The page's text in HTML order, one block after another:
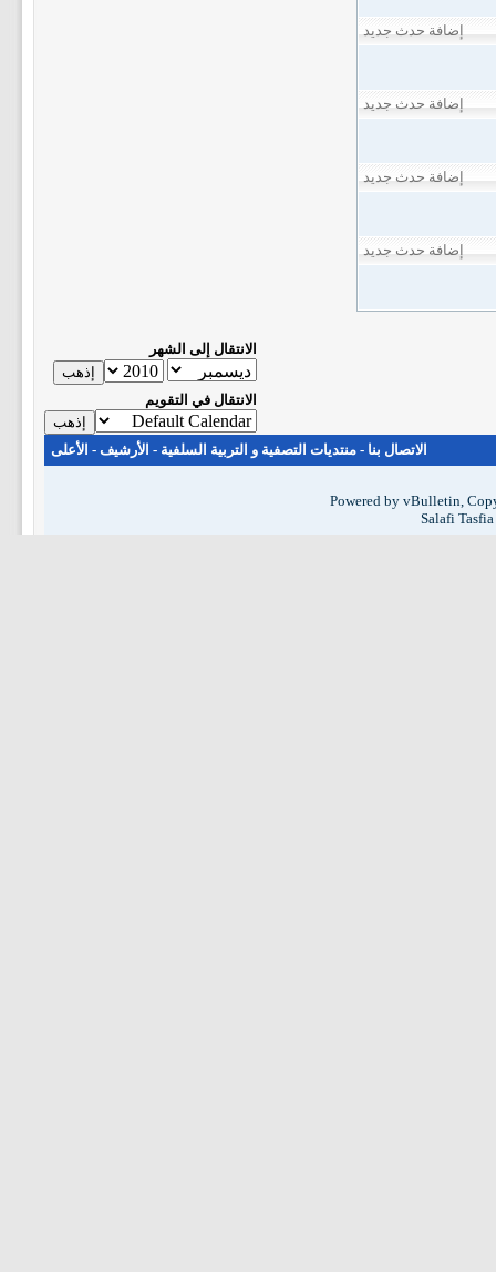
إضافة حدث جديد
إضافة حدث جديد
إضافة حدث جديد
إضافة حدث جديد
الانتقال إلى الشهر
الانتقال في التقويم
الاتصال بنا - منتديات التصفية و التربية السلفية - الأرشيف - الأعلى
Powered by vBulletin,
Salafi